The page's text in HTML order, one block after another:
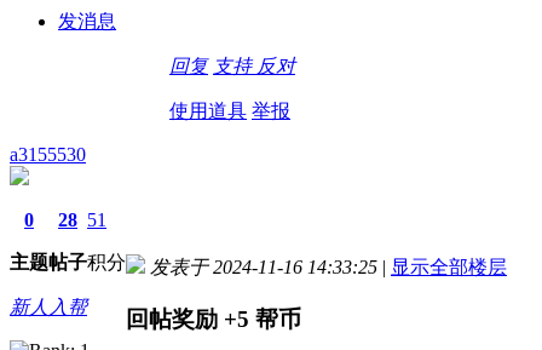
发消息
回复 支持 反对
使用道具 举报
a3155530
0
主题
28
帖子
51
积分
新人入帮
发表于 2024-11-16 14:33:25 | 显示全部楼层
回帖奖励 +5 帮币